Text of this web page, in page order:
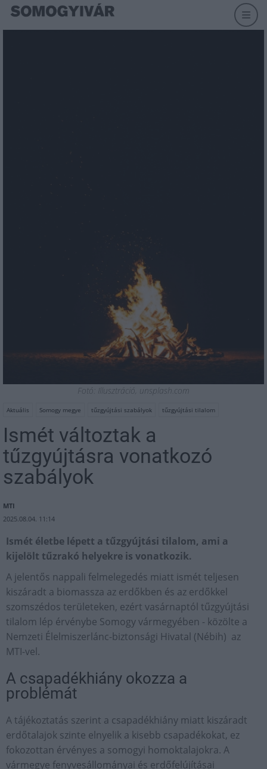
Fotó: Illusztráció, unsplash.com
Aktuális Somogy megye tűzgyújtási szabályok tűzgyújtási tilalom
Ismét változtak a
tűzgyújtásra vonatkozó
szabályok
MTI
2025.08.04. 11:14
Ismét életbe lépett a tűzgyújtási tilalom, ami a
kijelölt tűzrakó helyekre is vonatkozik.
A jelentős nappali felmelegedés miatt ismét teljesen
kiszáradt a biomassza az erdőkben és az erdőkkel
szomszédos területeken, ezért vasárnaptól tűzgyújtási
tilalom lép érvénybe Somogy vármegyében - közölte a
Nemzeti Élelmiszerlánc-biztonsági Hivatal (Nébih) az
MTI-vel.
A csapadékhiány okozza a
problémát
A tájékoztatás szerint a csapadékhiány miatt kiszáradt
erdőtalajok szinte elnyelik a kisebb csapadékokat, ez
fokozottan érvényes a somogyi homoktalajokra. A
vármegye fenyvesállományai és erdőfelújításai